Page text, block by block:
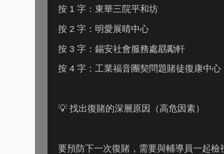
按 1 字：東華三院平和坊
按 2 字：明愛展晴中心
按 3 字：錫安社會服務處勗勵軒
按 4 字：工業福音團契問題賭徒復康中心
💡 找出復賭的深層原因（高危因素）
要預防下一次復賭，需要與輔導員一起